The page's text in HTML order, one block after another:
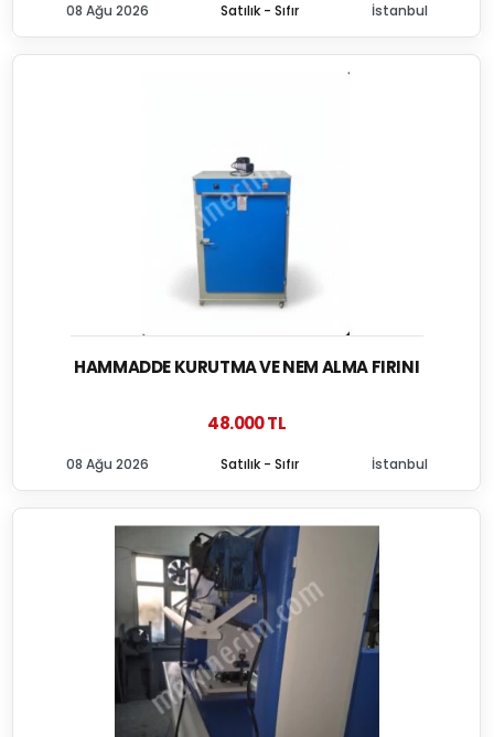
Satılık - Sıfır
08 Ağu 2026 İstanbul
HAMMADDE KURUTMA VE NEM ALMA FIRINI
48.000 TL
Satılık - Sıfır
08 Ağu 2026 İstanbul